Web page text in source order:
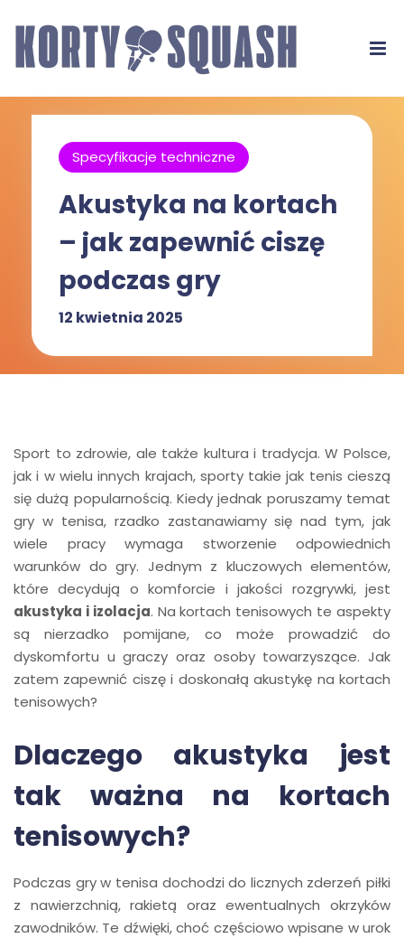
Specyfikacje techniczne
Akustyka na kortach
– jak zapewnić ciszę
podczas gry
12 kwietnia 2025
Sport to zdrowie, ale także kultura i tradycja. W Polsce,
jak i w wielu innych krajach, sporty takie jak tenis cieszą
się dużą popularnością. Kiedy jednak poruszamy temat
gry w tenisa, rzadko zastanawiamy się nad tym, jak
wiele pracy wymaga stworzenie odpowiednich
warunków do gry. Jednym z kluczowych elementów,
które decydują o komforcie i jakości rozgrywki, jest
akustyka i izolacja. Na kortach tenisowych te aspekty
są nierzadko pomijane, co może prowadzić do
dyskomfortu u graczy oraz osoby towarzyszące. Jak
zatem zapewnić ciszę i doskonałą akustykę na kortach
tenisowych?
Dlaczego akustyka jest
tak ważna na kortach
tenisowych?
Podczas gry w tenisa dochodzi do licznych zderzeń piłki
z nawierzchnią, rakietą oraz ewentualnych okrzyków
zawodników. Te dźwięki, choć częściowo wpisane w urok